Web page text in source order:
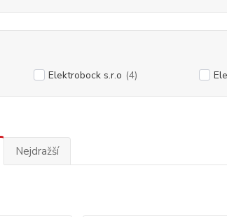
Elektrobock s.r.o (4)
Nejdražší